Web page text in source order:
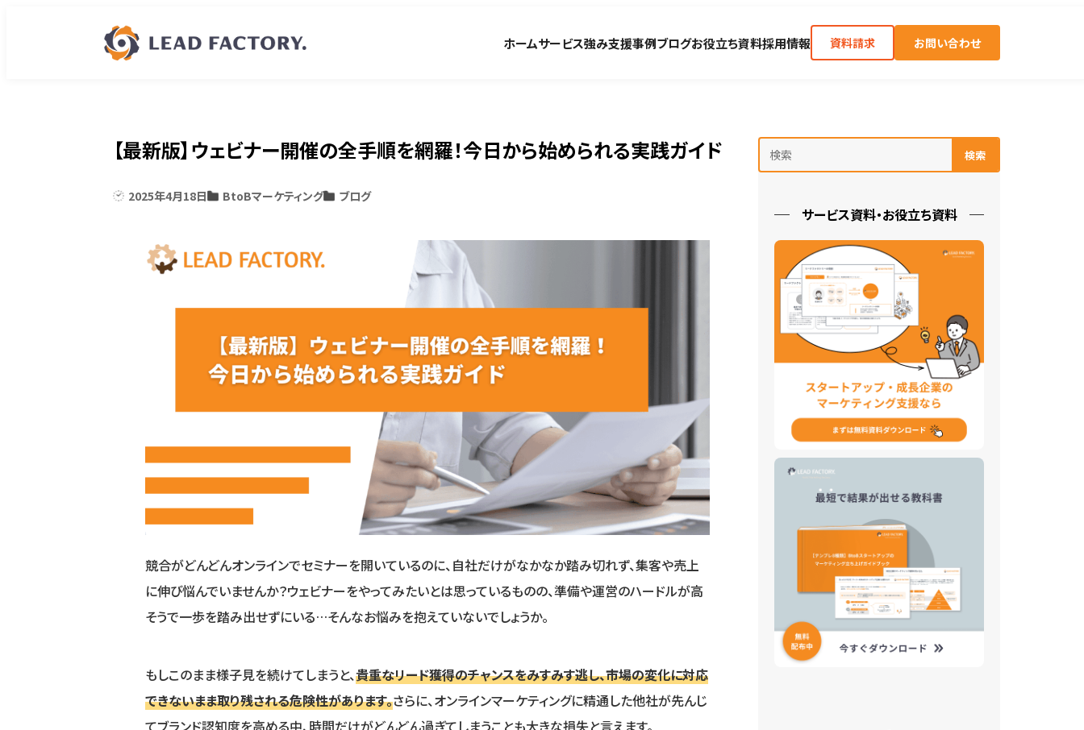
ホームサービス強み支援事例ブログお役立ち資料採用情報 資料請求 お問い合わせ
【最新版】ウェビナー開催の全手順を網羅！今日から始められる実践ガイド
2025年4月18日 BtoBマーケティング ブログ
競合がどんどんオンラインでセミナーを開いているのに、自社だけがなかなか踏み切れず、集客や売上
に伸び悩んでいませんか？ウェビナーをやってみたいとは思っているものの、準備や運営のハードルが高
そうで一歩を踏み出せずにいる…そんなお悩みを抱えていないでしょうか。
もしこのまま様子見を続けてしまうと、貴重なリード獲得のチャンスをみすみす逃し、市場の変化に対応
できないまま取り残される危険性があります。さらに、オンラインマーケティングに精通した他社が先んじ
検索
サービス資料・お役立ち資料